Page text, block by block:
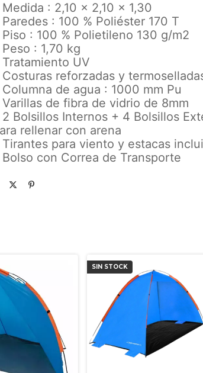
Medida : 2,10 x 2,10 x 1,30
Paredes : 100 % Poliéster 170 T
Piso : 100 % Polietileno 130 g/m2
Peso : 1,70 kg
Tratamiento UV
Costuras reforzadas y
Columna de agua : 1000 mm Pu
Varillas de fibra de vidrio de 8mm
2 Bolsillos Internos + 4 Bolsillos
rellenar con arena
Tirantes para viento y estacas
Bolso con Correa de Transporte
SIN STOCK